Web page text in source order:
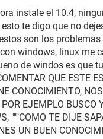
instale el 10.4,
te digo que no
son los
windows, linux me
de windos es que
QUE ESTE
CONOCIMIENTO,
EJEMPLO BUSCO
"""COMO TE DIJE
UN BUEN